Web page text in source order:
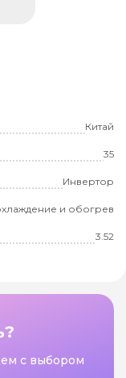
Китай
35
Инвертор
и обогрев
3.52
с выбором